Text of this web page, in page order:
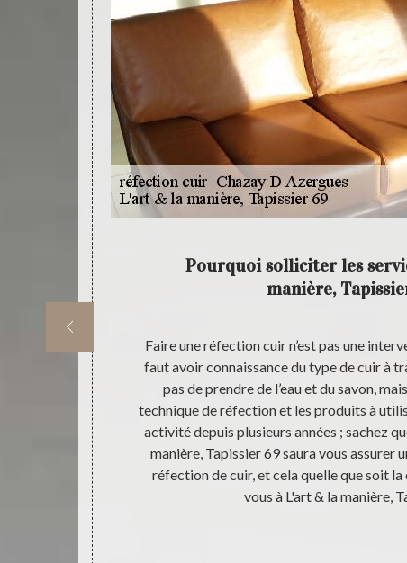
Pourquoi solliciter les
manière,
Faire une réfection cuir n’est pas une
faut avoir connaissance du type de cuir à
pas de prendre de l’eau et du savon,
technique de réfection et les produits à
activité depuis plusieurs années ; sachez
manière, Tapissier 69 saura vous assurer
réfection de cuir, et cela quelle que soit
vous à L'art & la manière,